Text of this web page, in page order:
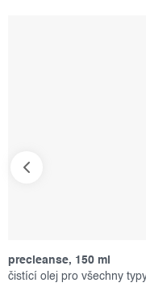
precleanse, 150 ml
čistící olej pro všechny